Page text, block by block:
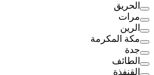
الحريق
مرات
الرين
مكة المكرمة
جدة
الطائف
القنفذة